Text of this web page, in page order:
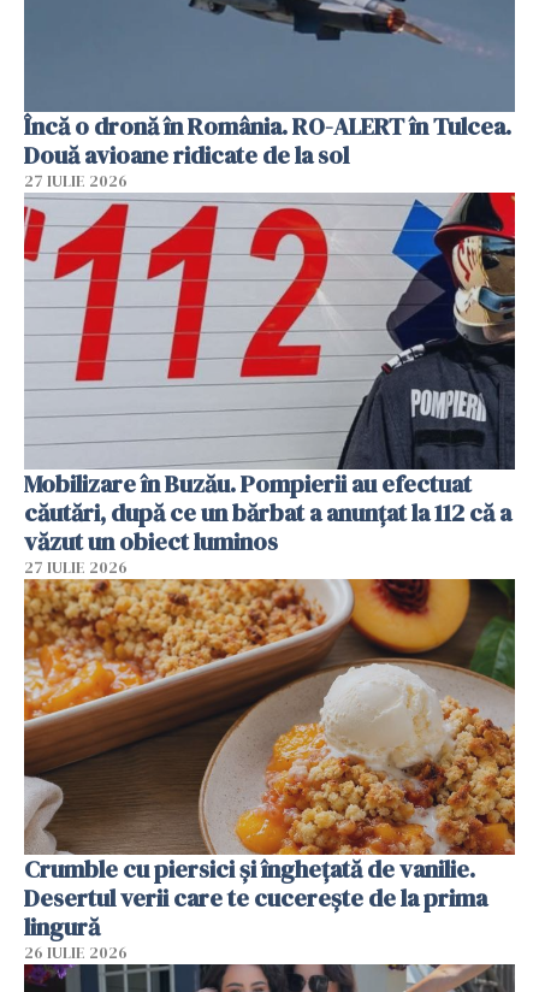
Încă o dronă în România. RO-ALERT în Tulcea.
Două avioane ridicate de la sol
27 IULIE 2026
Mobilizare în Buzău. Pompierii au efectuat
căutări, după ce un bărbat a anunțat la 112 că a
văzut un obiect luminos
27 IULIE 2026
Crumble cu piersici și înghețată de vanilie.
Desertul verii care te cucerește de la prima
lingură
26 IULIE 2026